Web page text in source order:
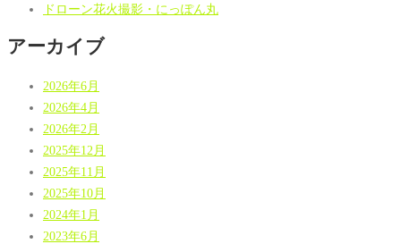
ドローン花火撮影・にっぽん丸
アーカイブ
2026年6月
2026年4月
2026年2月
2025年12月
2025年11月
2025年10月
2024年1月
2023年6月